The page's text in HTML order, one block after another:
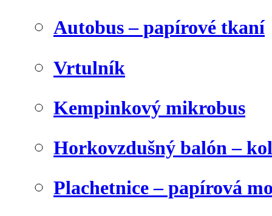
Autobus – papírové tkaní
Vrtulník
Kempinkový mikrobus
Horkovzdušný balón –
Plachetnice – papírová